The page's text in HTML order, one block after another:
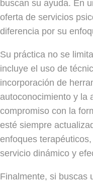
buscan su ayuda. En
oferta de servicios
diferencia por su
Su práctica no se
incluye el uso de
incorporación de
autoconocimiento y la
compromiso con la
esté siempre
enfoques
servicio dinámico y
Finalmente, si buscas